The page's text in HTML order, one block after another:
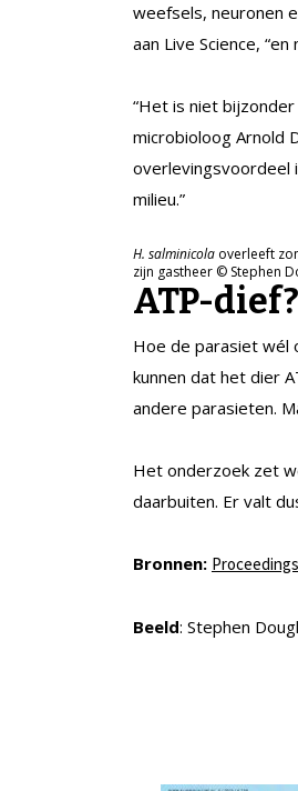
weefsels, neuronen
aan Live Science,
“Het is niet
microbioloog Arnold
overlevingsvoordeel
milieu.”
H. salminicola overleeft
zijn gastheer © Stephen
ATP-dief?
Hoe de parasiet wél
kunnen dat het dier
andere parasieten.
Het onderzoek zet
daarbuiten. Er valt
Bronnen:
Beeld: Stephen